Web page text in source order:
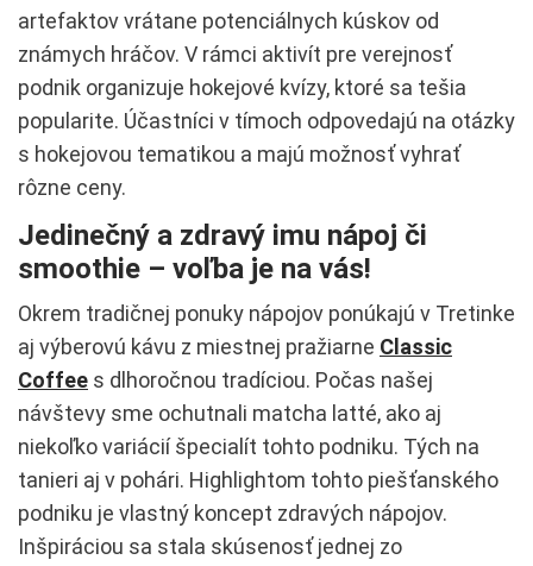
artefaktov vrátane potenciálnych kúskov od
známych hráčov. V rámci aktivít pre verejnosť
podnik organizuje hokejové kvízy, ktoré sa tešia
popularite. Účastníci v tímoch odpovedajú na otázky
s hokejovou tematikou a majú možnosť vyhrať
rôzne ceny.
Jedinečný a zdravý imu nápoj či
smoothie – voľba je na vás!
Okrem tradičnej ponuky nápojov ponúkajú v Tretinke
aj výberovú kávu z miestnej pražiarne Classic
Coffee s dlhoročnou tradíciou. Počas našej
návštevy sme ochutnali matcha latté, ako aj
niekoľko variácií špecialít tohto podniku. Tých na
tanieri aj v pohári. Highlightom tohto piešťanského
podniku je vlastný koncept zdravých nápojov.
Inšpiráciou sa stala skúsenosť jednej zo